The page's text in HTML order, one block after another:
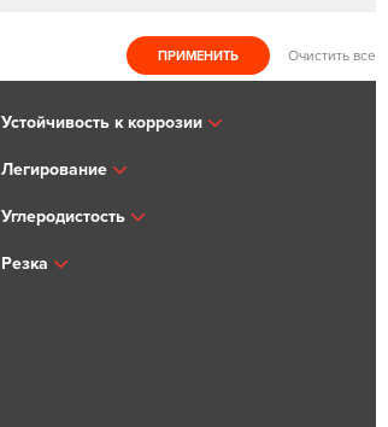
Очистить все
Устойчивость к коррозии
Легирование
Углеродистость
Резка